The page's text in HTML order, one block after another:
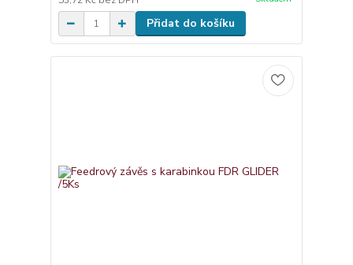
Přidat do košíku